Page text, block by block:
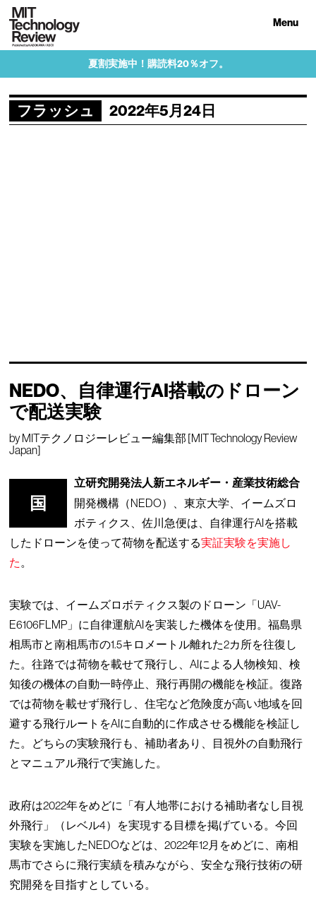
Menu
夏割実施中！購読料20％オフ。
フラッシュ 2022年5月24日
NEDO、自律運行AI搭載のドローン
で配送実験
byMITテクノロジーレビュー編集部 [MIT Technology Review
Japan]
国
立研究開発法人新エネルギー・産業技術総合
開発機構（NEDO）、東京大学、イームズロ
ボティクス、佐川急便は、自律運行AIを搭載
したドローンを使って荷物を配送する実証実験を実施し
た 。
実験では、イームズロボティクス製のドローン「UAV-
E6106FLMP」に自律運航AIを実装した機体を使用。福島県
相馬市と南相馬市の1.5キロメートル離れた2カ所を往復し
た。往路では荷物を載せて飛行し、AIによる人物検知、検
知後の機体の自動一時停止、飛行再開の機能を検証。復路
では荷物を載せず飛行し、住宅など危険度が高い地域を回
避する飛行ルートをAIに自動的に作成させる機能を検証し
た。どちらの実験飛行も、補助者あり、目視外の自動飛行
とマニュアル飛行で実施した。
政府は2022年をめどに「有人地帯における補助者なし目視
外飛行」（レベル4）を実現する目標を掲げている。今回
実験を実施したNEDOなどは、2022年12月をめどに、南相
馬市でさらに飛行実績を積みながら、安全な飛行技術の研
究開発を目指すとしている。